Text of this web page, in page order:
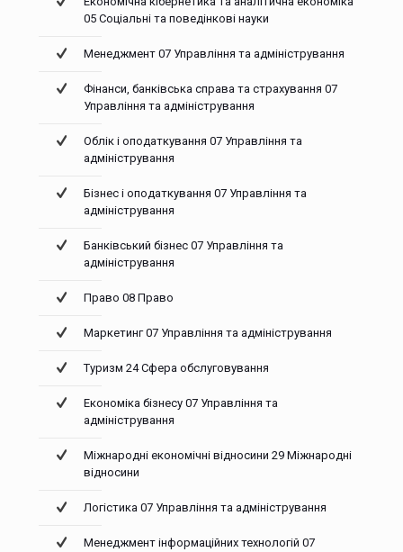
05 Соціальні та поведінкові науки
Менеджмент 07 Управління та адміністрування
Фінанси, банківська справа та страхування 07
Управління та адміністрування
Облік і оподаткування 07 Управління та
адміністрування
Бізнес і оподаткування 07 Управління та
адміністрування
Банківський бізнес 07 Управління та
адміністрування
Право 08 Право
Маркетинг 07 Управління та адміністрування
Туризм 24 Сфера обслуговування
Економіка бізнесу 07 Управління та
адміністрування
Міжнародні економічні відносини 29 Міжнародні
відносини
Логістика 07 Управління та адміністрування
Менеджмент інформаційних технологій 07